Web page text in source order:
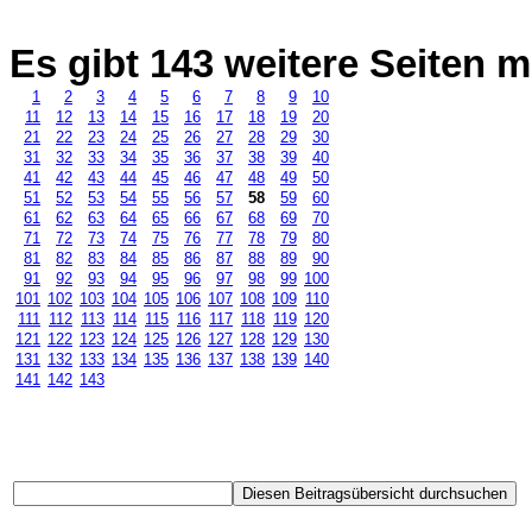
Es gibt 143 weitere Seiten
1 2 3 4 5 6 7 8 9
10
11
12 13 14 15 16 17 18 19
20
21
22 23 24 25 26 27 28 29
30
31
32 33 34 35 36 37 38 39
40
41
42 43 44 45 46 47 48 49
50
51
52 53 54 55 56 57 58 59
60
61
62 63 64 65 66 67 68 69
70
71
72 73 74 75 76 77 78 79
80
81
82 83 84 85 86 87 88 89
90
91
92 93 94 95 96 97 98 99 100
101 102 103 104 105 106 107 108 109 110
111 112 113 114 115 116 117 118 119 120
121 122 123 124 125 126 127 128 129 130
131 132 133 134 135 136 137 138 139 140
141 142 143